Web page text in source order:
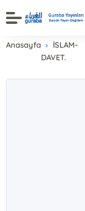
Anasayfa
İSLAM-
DAVET.